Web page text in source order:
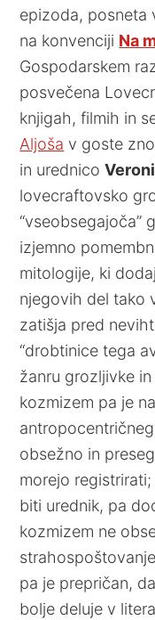
epizoda, posneta
na konvenciji Na
Gospodarskem
posvečena
knjigah, filmih in
Aljoša v goste
in urednico
lovecraftovsko
“vseobsegajoča”
izjemno
mitologije, ki
njegovih del tako
zatišja pred
“drobtinice tega
žanru grozljivke
kozmizem pa je
obsežno in
morejo
biti urednik, pa
kozmizem ne
pa je prepričan,
bolje deluje v